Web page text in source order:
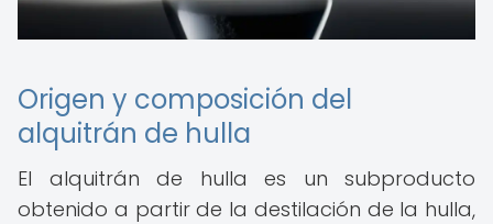
Origen y composición del
alquitrán de hulla
El alquitrán de hulla es un subproducto
obtenido a partir de la destilación de la hulla,